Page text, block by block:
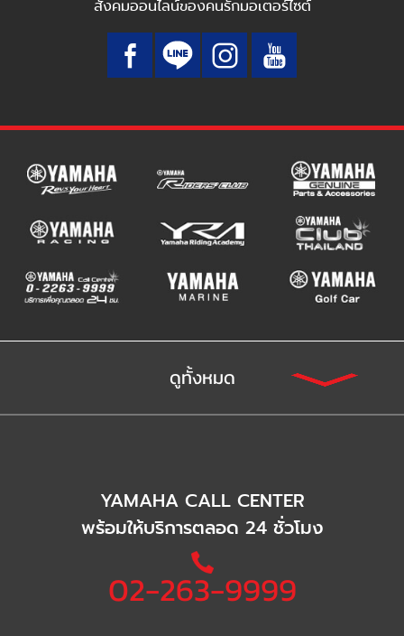
สังคมออนไลน์ของคนรักมอเตอร์ไซต์
ดูทั้งหมด
YAMAHA CALL CENTER
พร้อมให้บริการตลอด 24 ชั่วโมง
02-263-9999